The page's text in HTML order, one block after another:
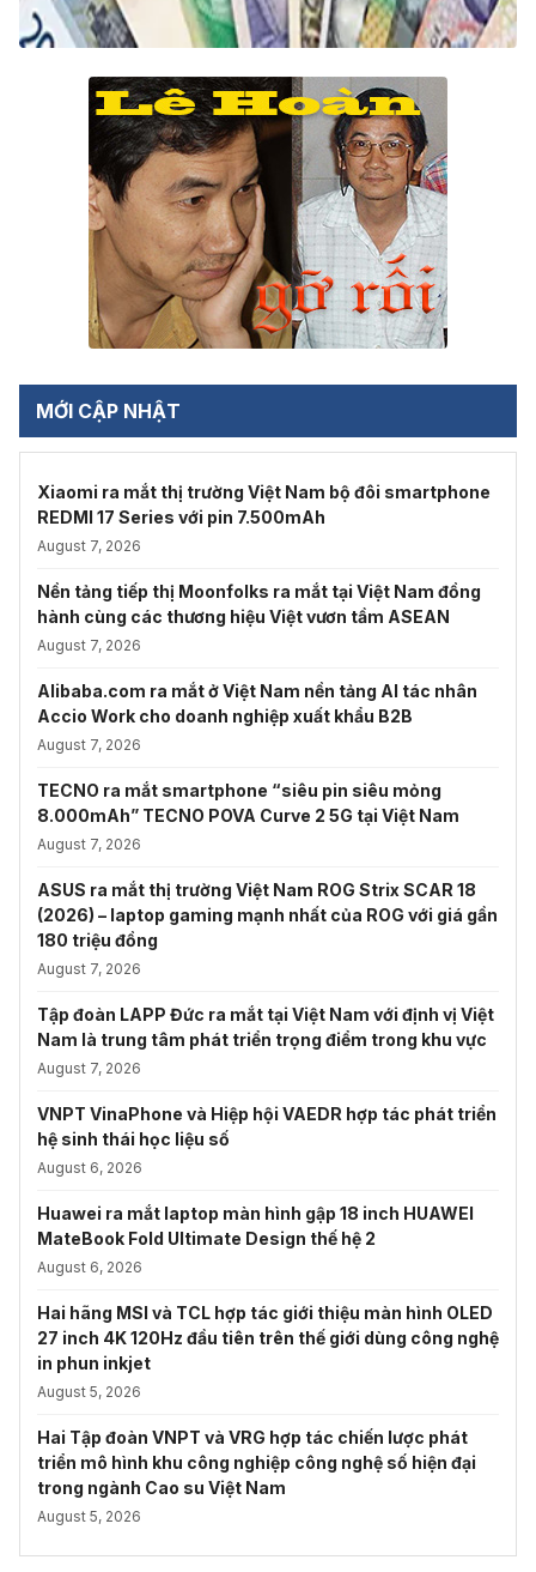
MỚI CẬP NHẬT
Xiaomi ra mắt thị trường Việt Nam bộ đôi smartphone
REDMI 17 Series với pin 7.500mAh
August 7, 2026
Nền tảng tiếp thị Moonfolks ra mắt tại Việt Nam đồng
hành cùng các thương hiệu Việt vươn tầm ASEAN
August 7, 2026
Alibaba.com ra mắt ở Việt Nam nền tảng AI tác nhân
Accio Work cho doanh nghiệp xuất khẩu B2B
August 7, 2026
TECNO ra mắt smartphone “siêu pin siêu mỏng
8.000mAh” TECNO POVA Curve 2 5G tại Việt Nam
August 7, 2026
ASUS ra mắt thị trường Việt Nam ROG Strix SCAR 18
(2026) – laptop gaming mạnh nhất của ROG với giá gần
180 triệu đồng
August 7, 2026
Tập đoàn LAPP Đức ra mắt tại Việt Nam với định vị Việt
Nam là trung tâm phát triển trọng điểm trong khu vực
August 7, 2026
VNPT VinaPhone và Hiệp hội VAEDR hợp tác phát triển
hệ sinh thái học liệu số
August 6, 2026
Huawei ra mắt laptop màn hình gập 18 inch HUAWEI
MateBook Fold Ultimate Design thế hệ 2
August 6, 2026
Hai hãng MSI và TCL hợp tác giới thiệu màn hình OLED
27 inch 4K 120Hz đầu tiên trên thế giới dùng công nghệ
in phun inkjet
August 5, 2026
Hai Tập đoàn VNPT và VRG hợp tác chiến lược phát
triển mô hình khu công nghiệp công nghệ số hiện đại
trong ngành Cao su Việt Nam
August 5, 2026